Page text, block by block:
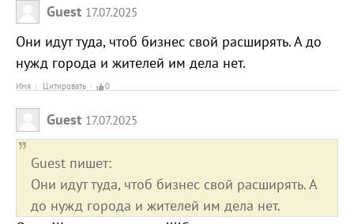
Guest 17.07.2025
Они идут туда, чтоб бизнес свой расширять. А до
нужд города и жителей им дела нет.
Имя Цитировать 0
Guest 17.07.2025
Guest пишет:
Они идут туда, чтоб бизнес свой расширять. А
до нужд города и жителей им дела нет.